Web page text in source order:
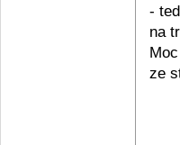
-
na
ze